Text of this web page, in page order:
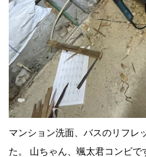
マンション洗面、バスのリフレ
た。 山ちゃん、颯太君コンビで